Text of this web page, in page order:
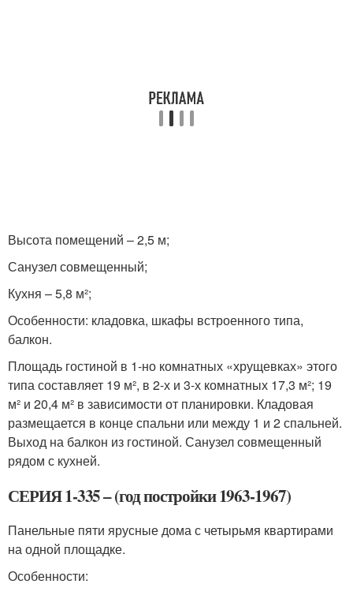
Высота помещений – 2,5 м;
Санузел совмещенный;
Кухня – 5,8 м²;
Особенности: кладовка, шкафы встроенного типа,
балкон.
Площадь гостиной в 1-но комнатных «хрущевках» этого
типа составляет 19 м², в 2-х и 3-х комнатных 17,3 м²; 19
м² и 20,4 м² в зависимости от планировки. Кладовая
размещается в конце спальни или между 1 и 2 спальней.
Выход на балкон из гостиной. Санузел совмещенный
рядом с кухней.
СЕРИЯ 1-335 – (год постройки 1963-1967)
Панельные пяти ярусные дома с четырьмя квартирами
на одной площадке.
Особенности: